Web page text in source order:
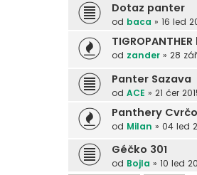
Dotaz panter
od baca » 16 led
od zander » 28 zář
Panter Sazava
od ACE » 21 čer
Panthery
od Milan » 04 led
Géčko 301
od Bojla » 10 led